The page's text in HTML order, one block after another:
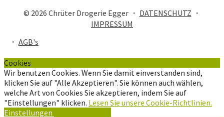
© 2026 Chrüter Drogerie Egger ・ DATENSCHUTZ ・
IMPRESSUM
・ AGB's
Cookies
Wir benutzen Cookies. Wenn Sie damit einverstanden sind,
klicken Sie auf "Alle Akzeptieren". Sie können auch wählen,
welche Art von Cookies Sie akzeptieren, indem Sie auf
"Einstellungen" klicken. Lesen Sie unsere Cookie-Richtlinien.
Einstellungen